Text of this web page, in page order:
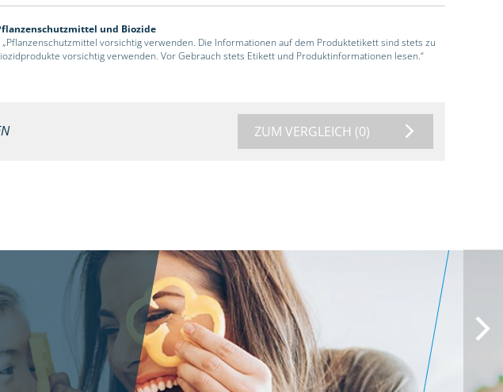
und Biozide
vorsichtig verwenden. Die Informationen auf dem Produktetikett sind stets zu
vorsichtig verwenden. Vor Gebrauch stets Etikett und Produktinformationen lesen.“
ZUM VERGLEICH (0)